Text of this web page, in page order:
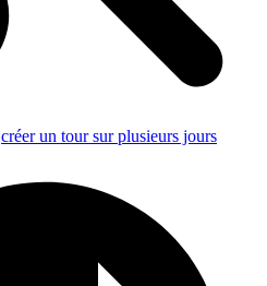
créer un tour sur plusieurs jours